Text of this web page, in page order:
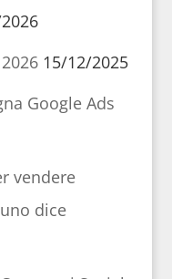
15/12/2025
Google Ads
vendere
dice